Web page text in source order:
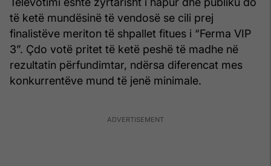
të ketë mundësinë të vendosë se cili prej
finalistëve meriton të shpallet fitues i “Ferma VIP
3”. Çdo votë pritet të ketë peshë të madhe në
rezultatin përfundimtar, ndërsa diferencat mes
konkurrentëve mund të jenë minimale.